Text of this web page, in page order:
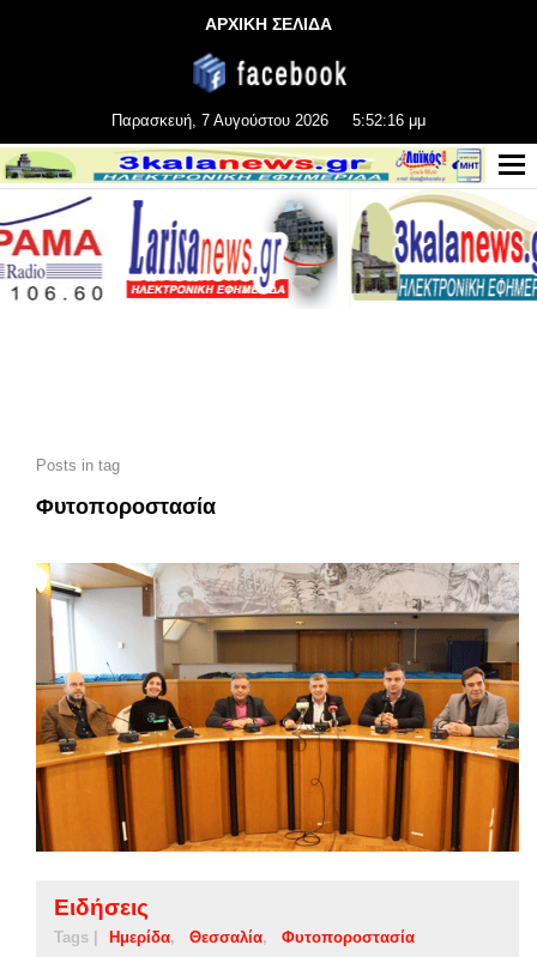
ΑΡΧΙΚΗ ΣΕΛΙΔΑ
Παρασκευή, 7 Αυγούστου 2026 5:52:17 μμ
Posts in tag
Φυτοποροστασία
Ειδήσεις
Tags | Ημερίδα Θεσσαλία Φυτοποροστασία